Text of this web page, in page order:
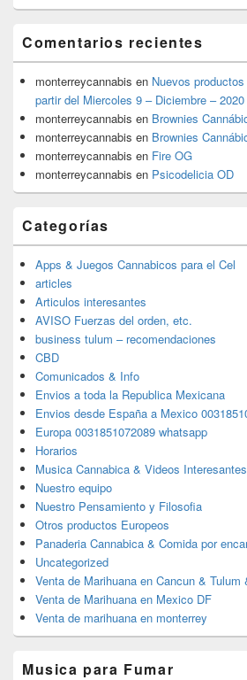
Comentarios recientes
monterreycannabis en Nuevos
partir del Miercoles 9 – Diciembre – 2020
monterreycannabis en Brownies
monterreycannabis en Brownies
monterreycannabis en Fire OG
monterreycannabis en Psicodelicia OD
Categorías
Apps & Juegos Cannabicos para el Cel
articles
Articulos interesantes
AVISO Fuerzas del orden, etc.
business tulum – recomendaciones
CBD
Comunicados & Info
Envios a toda la Republica Mexicana
Envios desde España a Mexico
Europa 0031851072089 whatsapp
Horarios
Musica Cannabica & Videos Interesantes
Nuestro equipo
Nuestro Pensamiento y Filosofia
Otros productos Europeos
Panaderia Cannabica & Comida por
Uncategorized
Venta de Marihuana en Cancun & Tulum
Venta de Marihuana en Mexico DF
Venta de marihuana en monterrey
Musica para Fumar